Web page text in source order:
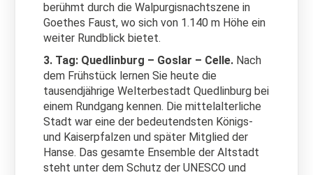
berühmt durch die Walpurgisnachtszene in
Goethes Faust, wo sich von 1.140 m Höhe ein
weiter Rundblick bietet.
3. Tag: Quedlinburg – Goslar – Celle. Nach
dem Frühstück lernen Sie heute die
tausendjährige Welterbestadt Quedlinburg bei
einem Rundgang kennen. Die mittelalterliche
Stadt war eine der bedeutendsten Königs-
und Kaiserpfalzen und später Mitglied der
Hanse. Das gesamte Ensemble der Altstadt
steht unter dem Schutz der UNESCO und